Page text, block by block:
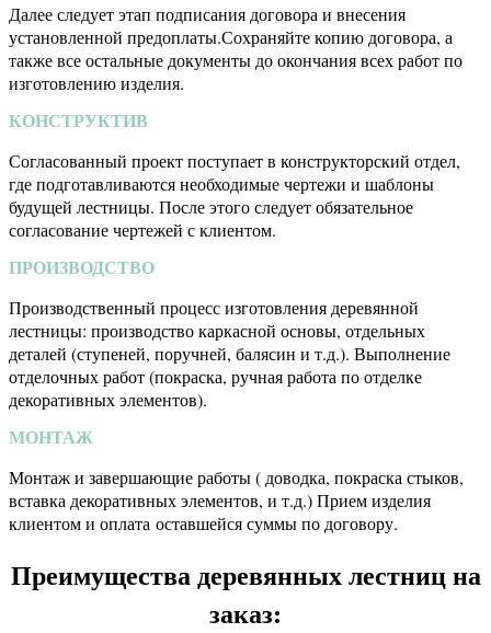
Далее следует этап подписания договора и внесения
установленной предоплаты.Сохраняйте копию договора, а
также все остальные документы до окончания всех работ по
изготовлению изделия.
КОНСТРУКТИВ
Согласованный проект поступает в конструкторский отдел,
где подготавливаются необходимые чертежи и шаблоны
будущей лестницы. После этого следует обязательное
согласование чертежей с клиентом.
ПРОИЗВОДСТВО
Производственный процесс изготовления деревянной
лестницы: производство каркасной основы, отдельных
деталей (ступеней, поручней, балясин и т.д.). Выполнение
отделочных работ (покраска, ручная работа по отделке
декоративных элементов).
МОНТАЖ
Монтаж и завершающие работы ( доводка, покраска стыков,
вставка декоративных элементов, и т.д.) Прием изделия
клиентом и оплата оставшейся суммы по договору.
Преимущества деревянных лестниц на
заказ: